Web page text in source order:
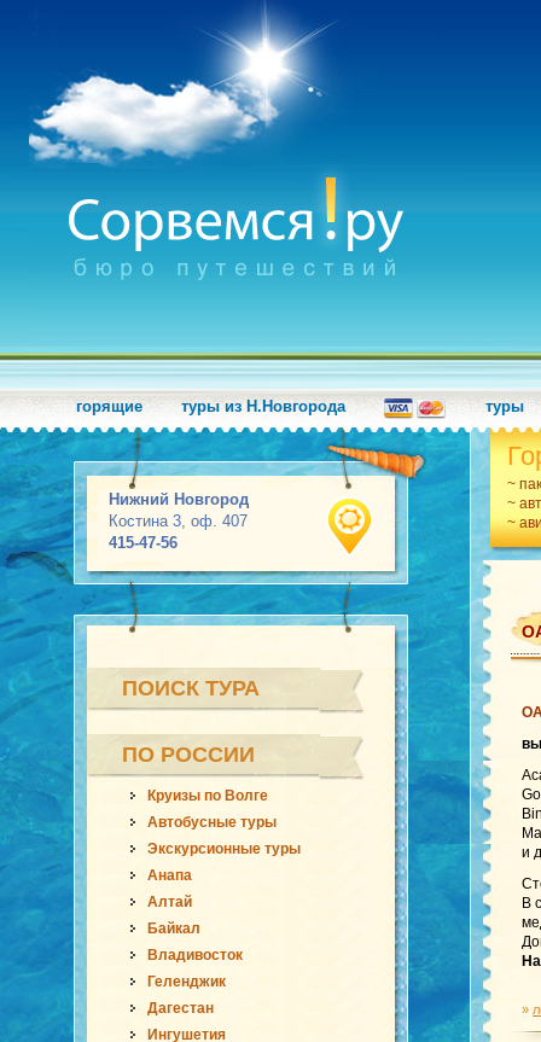
горящие туры из Н.Новгорода туры
Нижний Новгород
Костина 3, оф. 407
415-47-56
~
~
~
ПОИСК ТУРА
ПО РОССИИ
Круизы по Волге
Автобусные туры
Экскурсионные туры
Анапа
Алтай
Байкал
Владивосток
Геленджик
Дагестан
Ингушетия
и
В
»